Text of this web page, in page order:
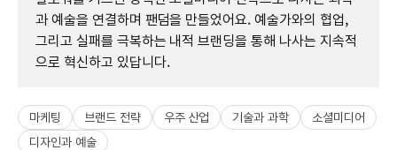
과 예술을 연결하며 팬덤을 만들었어요. 예술가와의 협업,
그리고 실패를 극복하는 내적 브랜딩을 통해 나사는 지속적
으로 혁신하고 있답니다.
마케팅 브랜드 전략 우주 산업 기술과 과학
소셜미디어
디자인과 예술